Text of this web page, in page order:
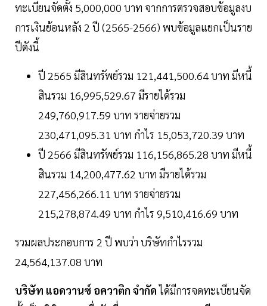
ทะเบียนจัดตั้ง 5,000,000 บาท จากการตรวจสอบข้อมูลงบ
การเงินย้อนหลัง 2 ปี (2565-2566) พบข้อมูลแยกเป็นราย
ปีดังนี้
ปี 2565 มีสินทรัพย์รวม 121,441,500.64 บาท มีหนี้
สินรวม 16,995,529.67 มีรายได้รวม
249,760,917.59 บาท รายจ่ายรวม
230,471,095.31 บาท กำไร 15,053,720.39 บาท
ปี 2566 มีสินทรัพย์รวม 116,156,865.28 บาท มีหนี้
สินรวม 14,200,477.62 บาท มีรายได้รวม
227,456,266.11 บาท รายจ่ายรวม
215,278,874.49 บาท กำไร 9,510,416.69 บาท
รวมผลประกอบการ 2 ปี พบว่า บริษัทกำไรรวม
24,564,137.08 บาท
บริษัท แอดวานซ์ อควาติก จำกัดได้มีการจดทะเบียนจัด